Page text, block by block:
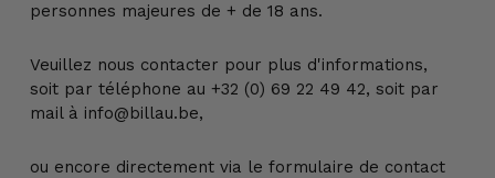
personnes majeures de + de 18 ans.
Veuillez nous contacter pour plus d'informations,
soit par téléphone au +32 (0) 69 22 49 42, soit par
mail à info@billau.be,
ou encore directement via le formulaire de contact